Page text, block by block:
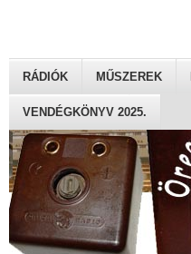
RÁDIÓK MŰSZEREK
VENDÉGKÖNYV 2025.